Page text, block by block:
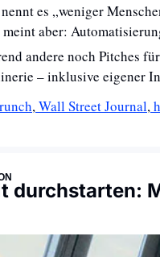
es „weniger
aber:
andere noch Pitches
– inklusive eigener
, Wall Street Journal,
durchstarten: